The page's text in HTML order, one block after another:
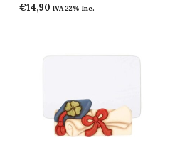
€14,90 IVA 22% Inc.